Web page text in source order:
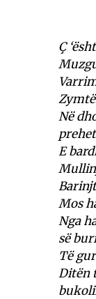
Ç
Në
E
Mos
Nga
së
Të
Ditën